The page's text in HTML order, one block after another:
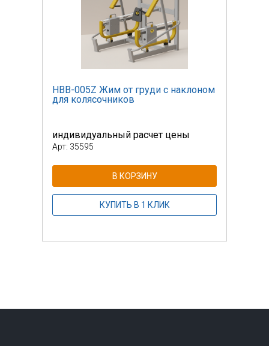
НВВ-005Z Жим от груди c наклоном
для колясочников
индивидуальный расчет цены
Арт: 35595
В КОРЗИНУ
КУПИТЬ В 1 КЛИК